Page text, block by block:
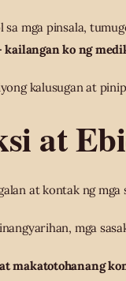
mga pinsala,
ko ng
kalusugan at
at
at kontak ng
mga
makatotohanang